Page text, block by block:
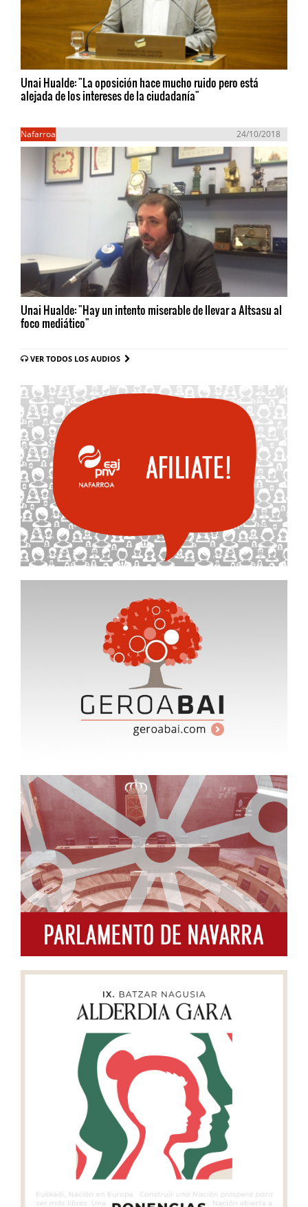
Unai Hualde: "La oposición hace mucho ruido pero está
alejada de los intereses de la ciudadanía"
Nafarroa 24/10/2018
Unai Hualde: "Hay un intento miserable de llevar a Altsasu al
foco mediático"
VER TODOS LOS AUDIOS